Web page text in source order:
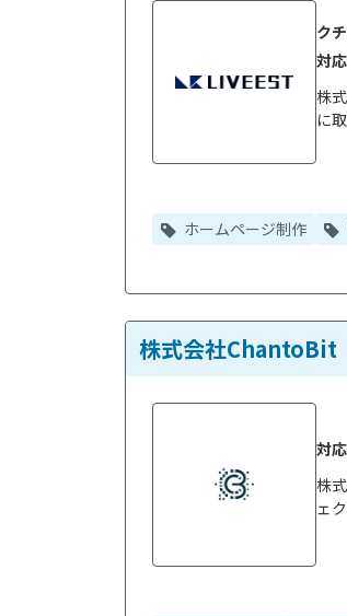
株
に
ク
対
ホームページ制作
株式会社ChantoBit
株
ェ
対